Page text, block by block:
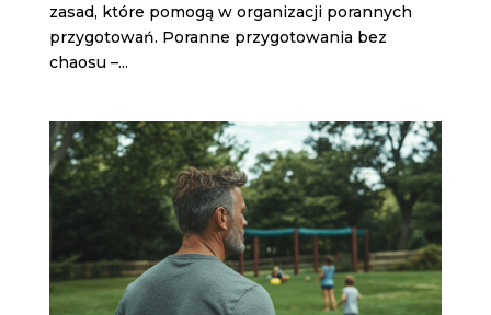
zasad, które pomogą w organizacji porannych
przygotowań. Poranne przygotowania bez
chaosu –...